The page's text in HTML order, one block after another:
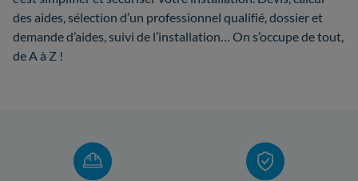
des aides, sélection d’un professionnel qualifié, dossier et
demande d’aides, suivi de l’installation… On s’occupe de tout,
de A à Z !